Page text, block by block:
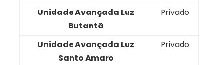
Unidade Avançada Luz
Butantã
Privado
Unidade Avançada Luz
Santo Amaro
Privado